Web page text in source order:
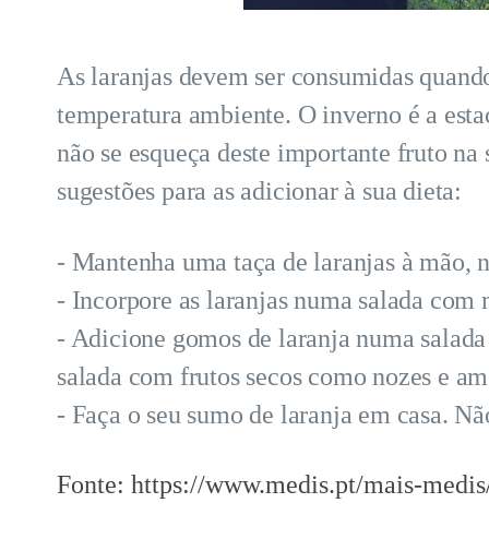
As laranjas devem ser consumidas
temperatura ambiente. O inverno é a
não se esqueça deste importante fruto
sugestões para as adicionar à sua dieta:
- Mantenha uma taça de laranjas à mão,
- Incorpore as laranjas numa salada com
- Adicione gomos de laranja numa
salada com frutos secos como nozes e
- Faça o seu sumo de laranja em casa.
Fonte: https://www.medis.pt/mais-